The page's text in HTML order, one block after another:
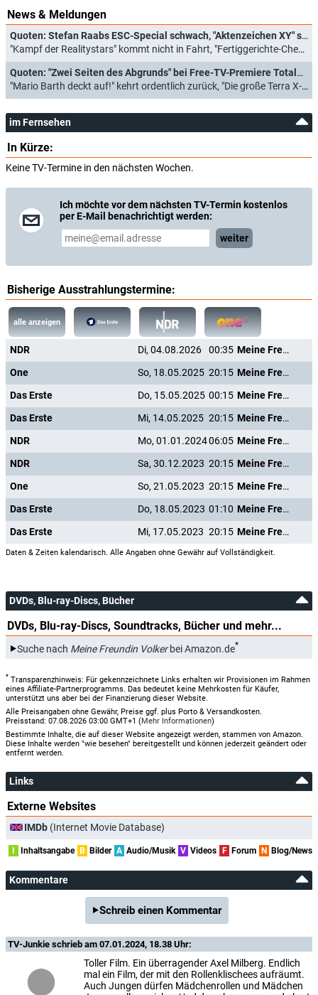
News & Meldungen
Quoten: Stefan Raabs ESC-Special schwach, "Aktenzeichen XY" siegt haushoch
"Kampf der Realitystars" kommt nicht in Fahrt, "Fertiggerichte-Check" endet enttäuschend (15.05.2025)
Quoten: "Zwei Seiten des Abgrunds" bei Free-TV-Premiere Totalausfall
"Mario Barth deckt auf!" kehrt ordentlich zurück, "Die große Terra X-Show" wenig triumphal (18.05.2023)
im Fernsehen
In Kürze:
Keine TV-Termine in den nächsten Wochen.
Ich möchte vor dem nächsten TV-Termin kostenlos
per E-Mail benachrichtigt werden:
weiter
Bisherige Ausstrahlungstermine:
alle anzeigen
NDR Di, 04.08.2026 00:35
Meine Freundin Volker
One
So, 18.05.2025 20:15
Meine Freundin Volker
Das Erste
Do, 15.05.2025 00:15
Meine Freundin Volker
Das Erste
Mi, 14.05.2025 20:15
Meine Freundin Volker
NDR
Mo, 01.01.202406:05
Meine Freundin Volker
NDR
Sa, 30.12.2023 20:15
Meine Freundin Volker
One
So, 21.05.2023 20:15
Meine Freundin Volker
Das Erste
Do, 18.05.2023 01:10
Meine Freundin Volker
Das Erste
Mi, 17.05.2023 20:15 Meine Freundin Volker
Daten & Zeiten kalendarisch. Alle Angaben ohne Gewähr auf Vollständigkeit.
DVDs, Blu-ray-Discs, Bücher
DVDs, Blu-ray-Discs, Soundtracks, Bücher und mehr...
Suche nach Meine Freundin Volkerbei Amazon.de*
* Transparenzhinweis: Für gekennzeichnete Links erhalten wir Provisionen im Rahmen
eines Affiliate-Partnerprogramms. Das bedeutet keine Mehrkosten für Käufer,
unterstützt uns aber bei der Finanzierung dieser Website.
Alle Preisangaben ohne Gewähr, Preise ggf. plus Porto & Versandkosten.
Preisstand: 07.08.2026 03:00 GMT+1 (Mehr Informationen)
Bestimmte Inhalte, die auf dieser Website angezeigt werden, stammen von Amazon.
Diese Inhalte werden "wie besehen" bereitgestellt und können jederzeit geändert oder
entfernt werden.
Links
Externe Websites
IMDb (Internet Movie Database)
I Inhaltsangabe B Bilder A Audio/Musik V Videos F Forum N Blog/News
Kommentare
Schreib einen Kommentar
TV-Junkie schrieb am 07.01.2024, 18.38 Uhr:
Toller Film. Ein überragender Axel Milberg. Endlich
mal ein Film, der mit den Rollenklischees aufräumt.
Auch Jungen dürfen Mädchenrollen und Mädchen